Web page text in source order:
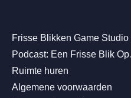
Frisse Blikken Game Studio
Podcast: Een Frisse Blik
Ruimte huren
Algemene voorwaarden